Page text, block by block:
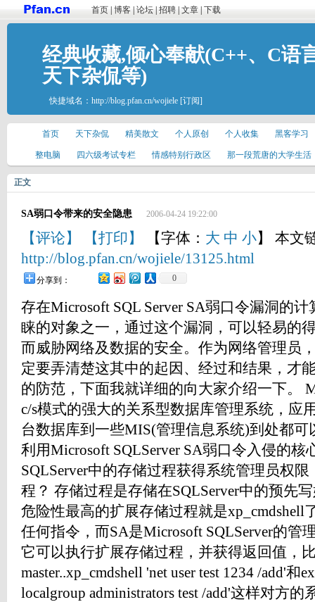
首页 博客 论坛 招聘 文章 下载
经典收藏,倾心奉献(C++、C语
天下杂侃等)
快捷域名： http://blog.pfan.cn/wojiele [订阅]
首页 天下杂侃 精美散文 个人原创 个人收集 黑客学习
整电脑 四六级考试专栏 情感特别行政区 那一段荒唐的大学生活
正文
SA弱口令带来的安全隐患 2006-04-24 19:22:00
【评论】 【打印】 【字体： 大 中 小】 本文
http://blog.pfan.cn/wojiele/13125.html
分享到： 0
存在Microsoft SQL Server SA弱口令漏洞的
睐的对象之一，通过这个漏洞，可以轻易的
而威胁网络及数据的安全。作为网络管理员
定要弄清楚这其中的起因、经过和结果，才
的防范，下面我就详细的向大家介绍一下。
c/s模式的强大的关系型数据库管理系统，应
台数据库到一些MIS(管理信息系统)到处都
利用Microsoft SQLServer SA弱口令入侵的
SQLServer中的存储过程获得系统管理员权
程？ 存储过程是存储在SQLServer中的预先
危险性最高的扩展存储过程就是xp_cmdshell
任何指令，而SA是Microsoft SQLServer的管
它可以执行扩展存储过程，并获得返回值，
master..xp_cmdshell 'net user test 1234 /add'和
localgroup administrators test /add'这样对方